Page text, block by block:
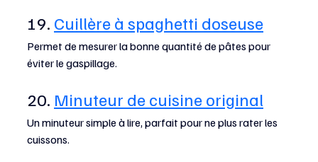
19. Cuillère à spaghetti doseuse
Permet de mesurer la bonne quantité de pâtes pour
éviter le gaspillage.
20. Minuteur de cuisine original
Un minuteur simple à lire, parfait pour ne plus rater les
cuissons.